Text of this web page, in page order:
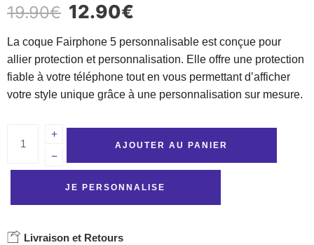
19.90€ 12.90€
La coque Fairphone 5 personnalisable est conçue pour
allier protection et personnalisation. Elle offre une protection
fiable à votre téléphone tout en vous permettant d’afficher
votre style unique grâce à une personnalisation sur mesure.
AJOUTER AU PANIER
JE PERSONNALISE
Livraison et Retours